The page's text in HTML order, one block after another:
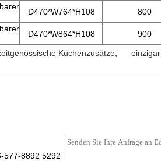
D470*W764*H108 800
D470*W864*H108 900
Küchenzusätze
577-8892 5292